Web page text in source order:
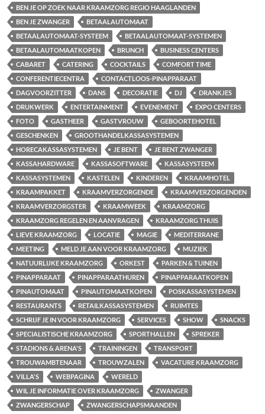
BEN JE OP ZOEK NAAR KRAAMZORG REGIO HAAGLANDEN
BEN JE ZWANGER
BETAALAUTOMAAT
BETAALAUTOMAAT-SYSTEEM
BETAALAUTOMAAT-SYSTEMEN
BETAALAUTOMAATKOPEN
BRUNCH
BUSINESS CENTERS
CABARET
CATERING COCKTAILS
COMFORT TIME
CONFERENTIECENTRA
CONTACTLOOS-PINAPPARAAT
DAGVOORZITTER
DANS DECORATIE DJ
DRANKJES
DRUKWERK
ENTERTAINMENT EVENEMENT
EXPO CENTERS
FOTO
GASTHEER GASTVROUW
GEBOORTEHOTEL
GESCHENKEN
GROOTHANDELKASSASYSTEMEN
HORECAKASSASYSTEMEN
JE BENT
JE BENT ZWANGER
KASSAHARDWARE
KASSASOFTWARE
KASSASYSTEEM
KASSASYSTEMEN
KASTELEN KINDEREN
KRAAMHOTEL
KRAAMPAKKET
KRAAMVERZORGENDE
KRAAMVERZORGENDEN
KRAAMVERZORGSTER
KRAAMWEEK
KRAAMZORG
KRAAMZORG REGELEN EN AANVRAGEN
KRAAMZORG THUIS
LIEVE KRAAMZORG
LOCATIE MAGIE
MEDITERRANE
MEETING
MELD JE AAN VOOR KRAAMZORG
MUZIEK
NATUURLIJKE KRAAMZORG
ORKEST
PARKEN & TUINEN
PINAPPARAAT
PINAPPARAATHUREN
PINAPPARAATKOPEN
PINAUTOMAAT
PINAUTOMAATKOPEN
POSKASSASYSTEMEN
RESTAURANTS
RETAILKASSASYSTEMEN
RUIMTES
SCHRIJF JE IN VOOR KRAAMZORG
SERVICES SHOW
SNACKS
SPECIALISTISCHE KRAAMZORG
SPORTHALLEN
SPREKER
STADIONS & ARENA'S
TRAININGEN
TRANSPORT
TROUWAMBTENAAR
TROUWZALEN
VACATURE KRAAMZORG
VILLA'S
WEBPAGINA
WERELD
WIL JE INFORMATIE OVER KRAAMZORG
ZWANGER
ZWANGERSCHAP
ZWANGERSCHAPSMAANDEN